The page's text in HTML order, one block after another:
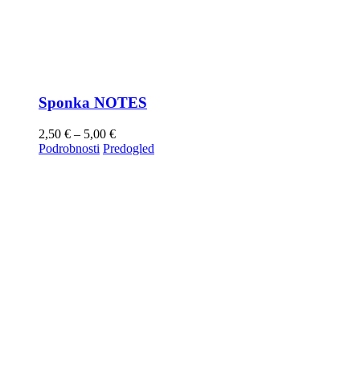
Sponka NOTES
2,50 € – 5,00 €
Podrobnosti Predogled